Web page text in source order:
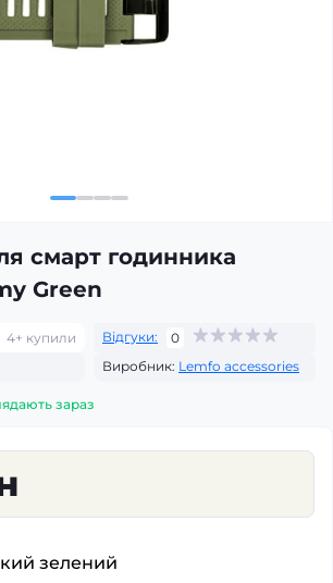
смарт годинника
Green
4+ купили Відгуки:
0
Виробник: Lemfo accessories
зараз
зелений